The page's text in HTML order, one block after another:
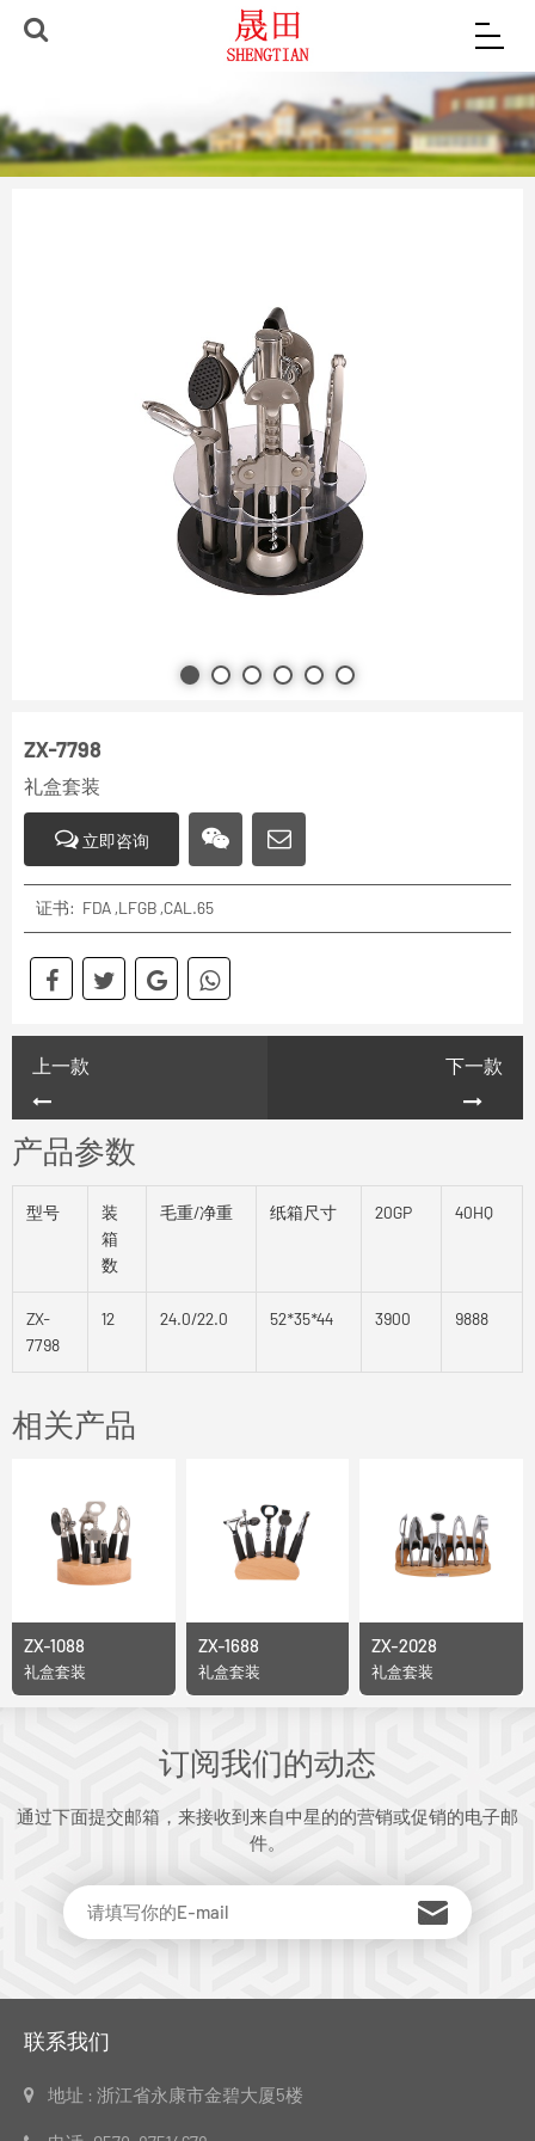
ZX-7798
礼盒套装
立即咨询
证书: FDA ,LFGB ,CAL.65
上一款 下一款
产品参数
型号
装
箱
数
毛重/净重 纸箱尺寸 20GP 40HQ
ZX-
7798
12 24.0/22.0 52*35*44 3900 9888
相关产品
ZX-1088
礼盒套装
ZX-1688
礼盒套装
ZX-2028
礼盒套装
订阅我们的动态
通过下面提交邮箱，来接收到来自中星的的营销或促销的电子邮
件。
联系我们
地址 : 浙江省永康市金碧大厦5楼